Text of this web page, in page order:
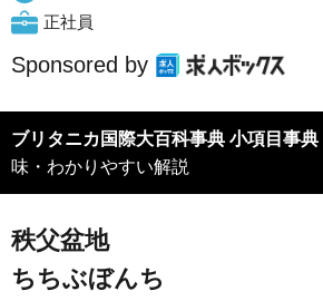
正社員
Sponsored by
ブリタニカ国際大百科事典 小項目事典
味・わかりやすい解説
秩父盆地
ちちぶぼんち